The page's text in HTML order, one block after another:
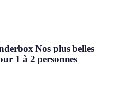
Nos plus belles
1 à 2 personnes